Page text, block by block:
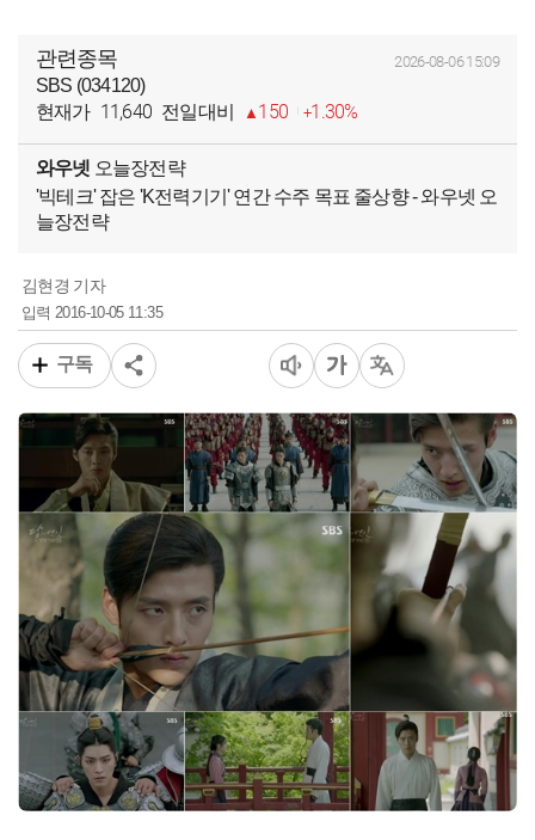
관련종목 2026-08-06 15:09
SBS (034120)
현재가 11,640 전일대비 150 1.30%
와우넷 오늘장전략
'빅테크' 잡은 'K전력기기' 연간 수주 목표 줄상향 - 와우넷 오
늘장전략
김현경 기자
입력 2016-10-05 11:35
구독